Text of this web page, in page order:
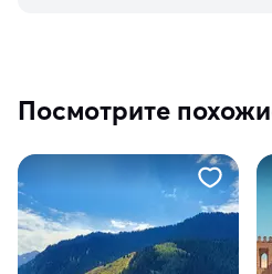
Посмотрите